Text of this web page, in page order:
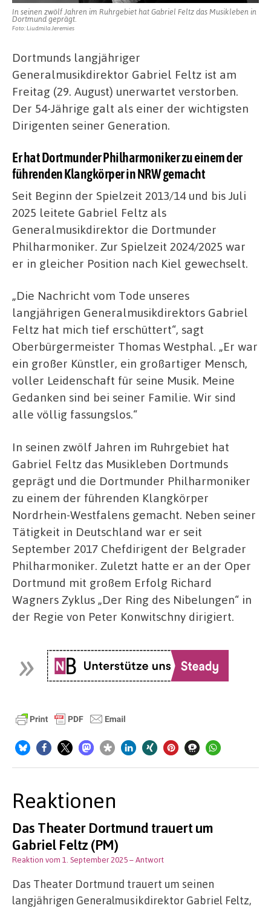
In seinen zwölf Jahren im Ruhrgebiet hat Gabriel Feltz das Musikleben in
Dortmund geprägt.
Foto: Liudmila Jeremies
Dortmunds langjähriger
Generalmusikdirektor Gabriel Feltz ist am
Freitag (29. August) unerwartet verstorben.
Der 54-Jährige galt als einer der wichtigsten
Dirigenten seiner Generation.
Er hat Dortmunder Philharmoniker zu einem der
führenden Klangkörper in NRW gemacht
Seit Beginn der Spielzeit 2013/14 und bis Juli
2025 leitete Gabriel Feltz als
Generalmusikdirektor die Dortmunder
Philharmoniker. Zur Spielzeit 2024/2025 war
er in gleicher Position nach Kiel gewechselt.
„Die Nachricht vom Tode unseres
langjährigen Generalmusikdirektors Gabriel
Feltz hat mich tief erschüttert“, sagt
Oberbürgermeister Thomas Westphal. „Er war
ein großer Künstler, ein großartiger Mensch,
voller Leidenschaft für seine Musik. Meine
Gedanken sind bei seiner Familie. Wir sind
alle völlig fassungslos.“
In seinen zwölf Jahren im Ruhrgebiet hat
Gabriel Feltz das Musikleben Dortmunds
geprägt und die Dortmunder Philharmoniker
zu einem der führenden Klangkörper
Nordrhein-Westfalens gemacht. Neben seiner
Tätigkeit in Deutschland war er seit
September 2017 Chefdirigent der Belgrader
Philharmoniker. Zuletzt hatte er an der Oper
Dortmund mit großem Erfolg Richard
Wagners Zyklus „Der Ring des Nibelungen“ in
der Regie von Peter Konwitschny dirigiert.
Reaktionen
Das Theater Dortmund trauert um
Gabriel Feltz (PM)
Reaktion vom 1. September 2025– Antwort
Das Theater Dortmund trauert um seinen
langjährigen Generalmusikdirektor Gabriel Feltz,